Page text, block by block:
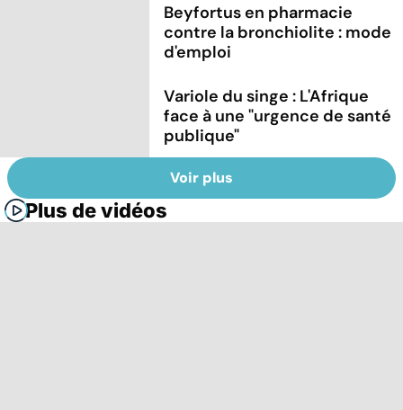
Beyfortus en pharmacie
contre la bronchiolite : mode
d'emploi
Variole du singe : L'Afrique
face à une "urgence de santé
publique"
Voir plus
Plus de vidéos